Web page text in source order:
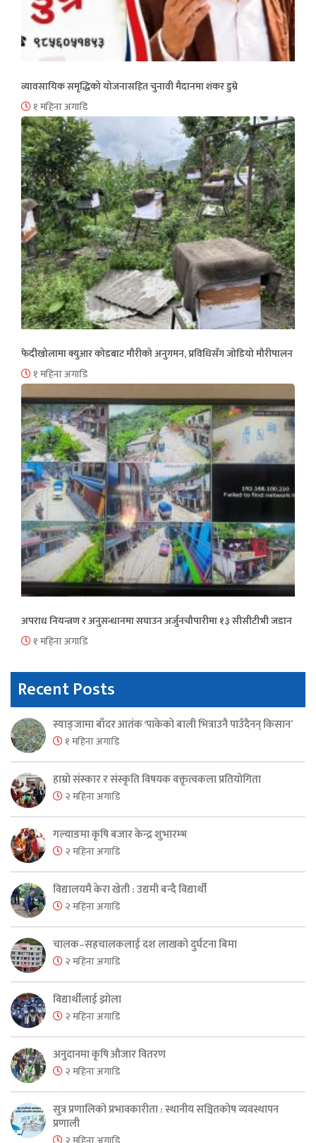
व्यावसायिक समृद्धिको योजनासहित चुनावी मैदानमा शंकर डुम्रे
१ महिना अगाडि
फेदीखोलामा क्युआर कोडबाट मौरीको अनुगमन, प्रविधिसँग जोडियो मौरीपालन
१ महिना अगाडि
अपराध नियन्त्रण र अनुसन्धानमा सघाउन अर्जुनचौपारीमा १३ सीसीटीभी जडान
१ महिना अगाडि
Recent Posts
स्याङ्जामा बाँदर आतंक ‘पाकेको बाली भित्राउनै पाउँदैनन् किसान’
१ महिना अगाडि
हाम्रो संस्कार र संस्कृति विषयक वक्तृत्वकला प्रतियोगिता
२ महिना अगाडि
गल्याङमा कृषि बजार केन्द्र शुभारम्भ
२ महिना अगाडि
विद्यालयमै केरा खेती : उद्यमी बन्दै विद्यार्थी
२ महिना अगाडि
चालक–सहचालकलाई दश लाखको दुर्घटना बिमा
२ महिना अगाडि
विद्यार्थीलाई झोला
२ महिना अगाडि
अनुदानमा कृषि औजार वितरण
२ महिना अगाडि
सुत्र प्रणालिको प्रभावकारीता : स्थानीय सञ्चितकोष व्यवस्थापन
प्रणाली